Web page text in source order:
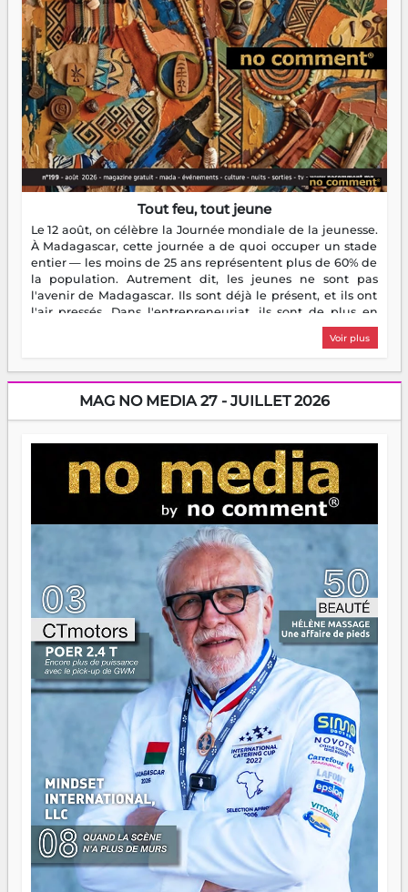
Tout feu, tout jeune
Le 12 août, on célèbre la Journée mondiale de la jeunesse.
À Madagascar, cette journée a de quoi occuper un stade
entier — les moins de 25 ans représentent plus de 60% de
la population. Autrement dit, les jeunes ne sont pas
l'avenir de Madagascar. Ils sont déjà le présent, et ils ont
l'air pressés. Dans l'entrepreneuriat, ils sont de plus en
plus nombreux à se lancer, à créer, à risquer — souvent
sans filet, souvent sans aide, mais toujours avec cette
encore meilleures. Aina Rasamoelina vient de décrocher le
Prix RFI Instrumental Afrique. Miangaly Elia rafle le Prix
jeunes qui tiennent la torche. Alors oui, on pourrait
s'arrêter là, applaudir et rentrer chez soi satisfait. Mais ce
serait passer à côté d'une chose essentielle. La fougue, ça
brûle fort — et parfois, ça brûle vite. Une flamme sans
direction peut éclairer autant qu'elle peut consumer. C'est
là que les aînés entrent en scène — pas pour reprendre le
gouvernail, mais pour montrer où sont les récifs. Les jeunes
ont la force, les vieux ont l'expérience, comme on dit. Ce
n'est pas un combat de générations — c'est une question
d'équipage. Partagez vos réussites, mais aussi vos échecs.
Surtout vos échecs, d'ailleurs — ils enseignent mieux que
n'importe quel manuel. À Madagascar, la barque avance.
Il faut juste s'assurer que tout le monde rame dans le
même sens.
Voir plus
MAG NO MEDIA 27 - JUILLET 2026